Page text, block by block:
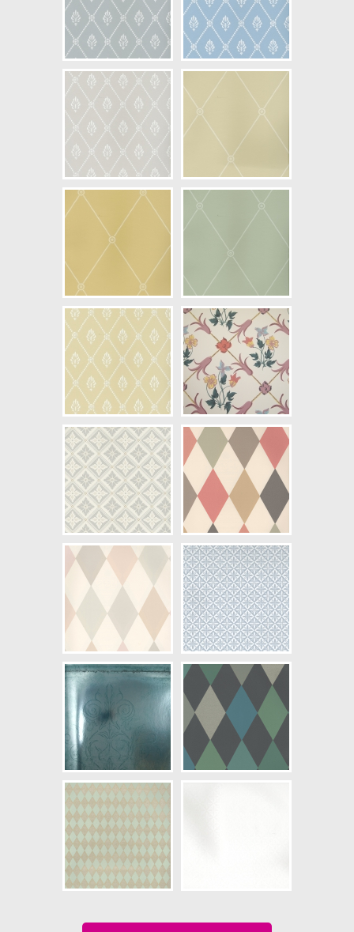
Färg: Grön, Vitaktig
Mönster: Rutig, Trellis
Struktur: Slät, Limtryck
Cirkapris: 1947,00 kr
(Kontakta din färghandlare för
exakt pris.)